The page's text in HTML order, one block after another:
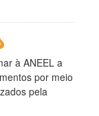
à ANEEL a
por meio
pela